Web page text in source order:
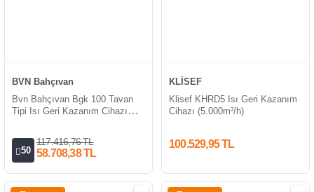
BVN Bahçıvan
Bvn Bahçıvan Bgk 100 Tavan
Tipi Isı Geri Kazanım Cihazı
50
117.416,76 TL
58.708,38 TL
KLİSEF
Klisef KHRD5 Isı Geri Kazanım
Cihazı (5.000m³/h)
100.529,95 TL